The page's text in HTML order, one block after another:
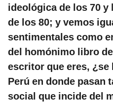
ideológica de los 70
de los 80; y vemos
sentimentales como
del homónimo libro
escritor que eres, ¿se
Perú en donde pasan
social que incide del